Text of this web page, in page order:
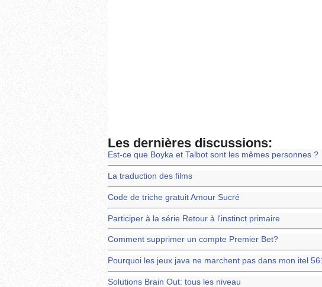
Les dernières discussions:
Est-ce que Boyka et Talbot sont les mêmes personnes ?
La traduction des films
Code de triche gratuit Amour Sucré
Participer à la série Retour à l'instinct primaire
Comment supprimer un compte Premier Bet?
Pourquoi les jeux java ne marchent pas dans mon itel
Solutions Brain Out: tous les niveau